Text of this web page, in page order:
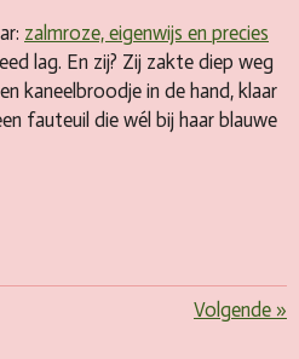
zalmroze, eigenwijs en precies
lag. En zij? Zij zakte diep weg
kaneelbroodje in de hand, klaar
fauteuil die wél bij haar blauwe
Volgende »